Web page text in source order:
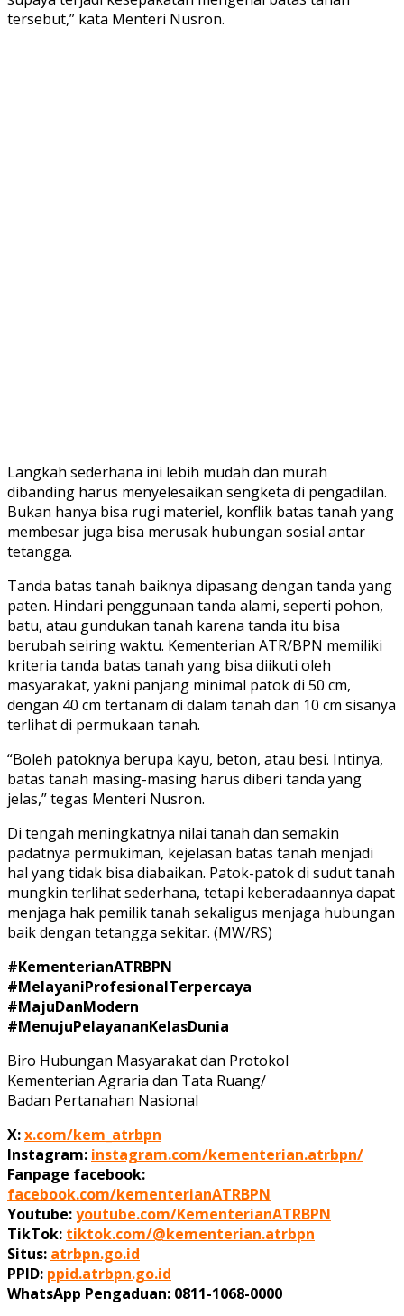
tersebut,” kata Menteri Nusron.
Langkah sederhana ini lebih mudah dan murah
dibanding harus menyelesaikan sengketa di pengadilan.
Bukan hanya bisa rugi materiel, konflik batas tanah yang
membesar juga bisa merusak hubungan sosial antar
tetangga.
Tanda batas tanah baiknya dipasang dengan tanda yang
paten. Hindari penggunaan tanda alami, seperti pohon,
batu, atau gundukan tanah karena tanda itu bisa
berubah seiring waktu. Kementerian ATR/BPN memiliki
kriteria tanda batas tanah yang bisa diikuti oleh
masyarakat, yakni panjang minimal patok di 50 cm,
dengan 40 cm tertanam di dalam tanah dan 10 cm sisanya
terlihat di permukaan tanah.
“Boleh patoknya berupa kayu, beton, atau besi. Intinya,
batas tanah masing-masing harus diberi tanda yang
jelas,” tegas Menteri Nusron.
Di tengah meningkatnya nilai tanah dan semakin
padatnya permukiman, kejelasan batas tanah menjadi
hal yang tidak bisa diabaikan. Patok-patok di sudut tanah
mungkin terlihat sederhana, tetapi keberadaannya dapat
menjaga hak pemilik tanah sekaligus menjaga hubungan
baik dengan tetangga sekitar. (MW/RS)
#KementerianATRBPN
#MelayaniProfesionalTerpercaya
#MajuDanModern
#MenujuPelayananKelasDunia
Biro Hubungan Masyarakat dan Protokol
Kementerian Agraria dan Tata Ruang/
Badan Pertanahan Nasional
X:x.com/kem_atrbpn
Instagram: instagram.com/kementerian.atrbpn/
Fanpage facebook:
facebook.com/kementerianATRBPN
Youtube:youtube.com/KementerianATRBPN
TikTok: tiktok.com/@kementerian.atrbpn
Situs: atrbpn.go.id
PPID: ppid.atrbpn.go.id
WhatsApp Pengaduan: 0811-1068-0000